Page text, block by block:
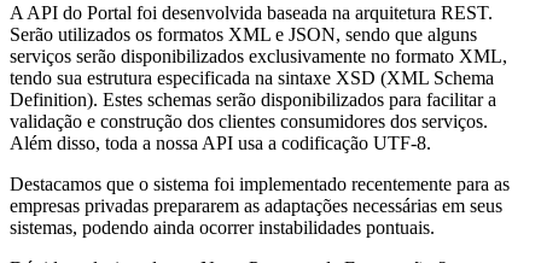
A API do Portal foi desenvolvida baseada na arquitetura REST.
Serão utilizados os formatos XML e JSON, sendo que alguns
serviços serão disponibilizados exclusivamente no formato XML,
tendo sua estrutura especificada na sintaxe XSD (XML Schema
Definition). Estes schemas serão disponibilizados para facilitar a
validação e construção dos clientes consumidores dos serviços.
Além disso, toda a nossa API usa a codificação UTF-8.
Destacamos que o sistema foi implementado recentemente para as
empresas privadas prepararem as adaptações necessárias em seus
sistemas, podendo ainda ocorrer instabilidades pontuais.